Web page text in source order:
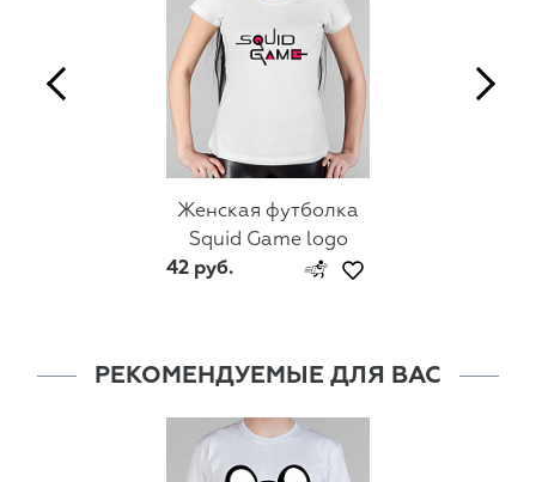
Женская футболка
Squid Game logo
42 руб.
РЕКОМЕНДУЕМЫЕ ДЛЯ ВАС